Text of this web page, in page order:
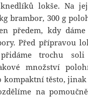
lokše. Na
brambor, 300 g
předem, kdy
Před přípravou
přidáme trochu
množství
kompaktní těsto,
na